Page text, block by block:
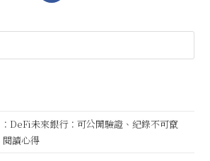
DeFi未來銀行：可公開驗證、紀錄不可竄
閱讀心得